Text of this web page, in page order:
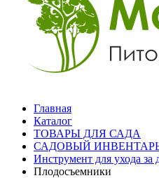
Главная
Каталог
ТОВАРЫ ДЛЯ САДА
САДОВЫЙ
Инструмент для ухода за
Плодосъемники